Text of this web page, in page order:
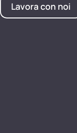
Lavora con noi